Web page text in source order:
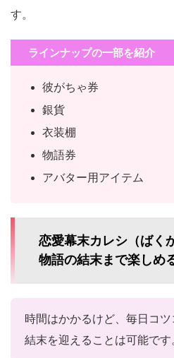
す。
ラインナップの一部を紹介
彼がちゃ券
銀貨
衣装棚
物語券
アバター用アイテム
恋愛幕末カレシ（ばく
物語の結末まで楽しめ
時間はかかるけど、毎日コ
結末を迎えることは可能です